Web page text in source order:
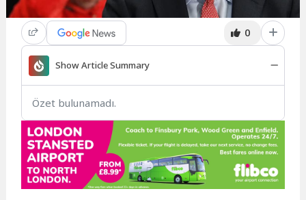
0
Show Article Summary
Özet bulunamadı.